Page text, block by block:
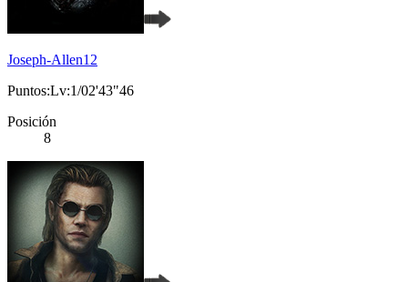
Joseph-Allen12
Puntos:Lv:1/02'43"46
Posición
8